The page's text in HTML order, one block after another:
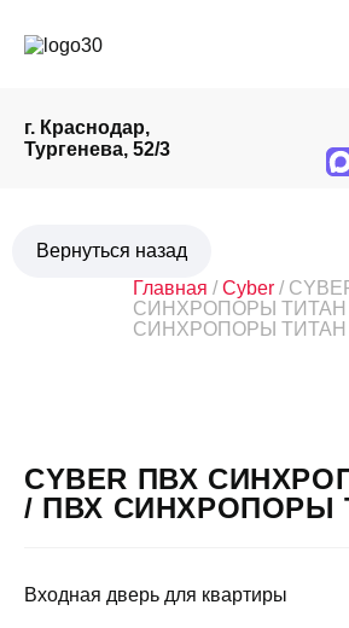
г. Краснодар,
Тургенева, 52/3
Главная /Cyber /
СИНХРОПОРЫ ТИТАН
СИНХРОПОРЫ ТИТАН
CYBER ПВХ
/ ПВХ СИНХРОПОРЫ
Входная дверь для квартиры